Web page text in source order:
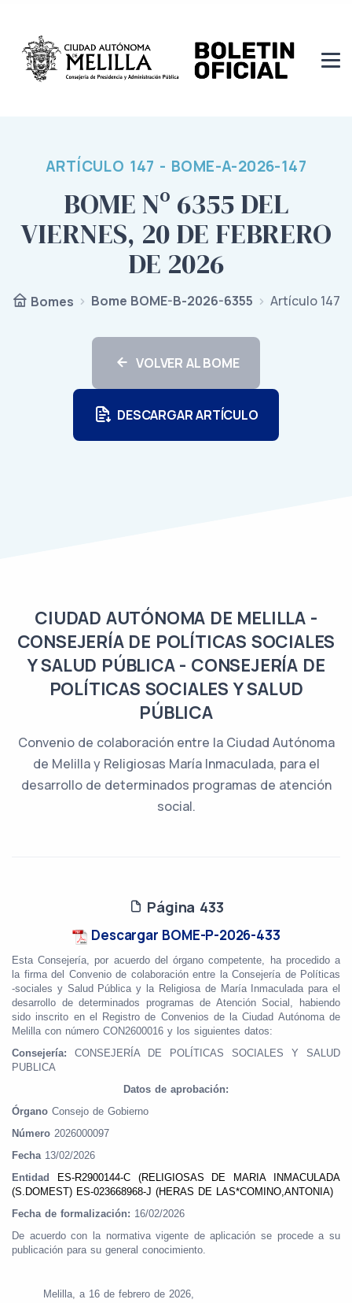
ARTÍCULO 147 - BOME-A-2026-147
BOME Nº 6355 DEL
VIERNES, 20 DE FEBRERO
DE 2026
Bomes Bome BOME-B-2026-6355 Artículo 147
VOLVER AL BOME
DESCARGAR ARTÍCULO
CIUDAD AUTÓNOMA DE MELILLA -
CONSEJERÍA DE POLÍTICAS SOCIALES
Y SALUD PÚBLICA - CONSEJERÍA DE
POLÍTICAS SOCIALES Y SALUD
PÚBLICA
Convenio de colaboración entre la Ciudad Autónoma
de Melilla y Religiosas María Inmaculada, para el
desarrollo de determinados programas de atención
social.
Página 433
Descargar BOME-P-2026-433
Esta Consejería, por acuerdo del órgano competente, ha procedido a
la firma del Convenio de colaboración entre la Consejería de Políticas
-sociales y Salud Pública y la Religiosa de María Inmaculada para el
desarrollo de determinados programas de Atención Social, habiendo
sido inscrito en el Registro de Convenios de la Ciudad Autónoma de
Melilla con número CON2600016 y los siguientes datos:
Consejería: CONSEJERÍA DE POLÍTICAS SOCIALES Y SALUD
PUBLICA
Datos de aprobación:
Órgano Consejo de Gobierno
Número 2026000097
Fecha 13/02/2026
Entidad
ES-R2900144-C (RELIGIOSAS DE MARIA INMACULADA
(S.DOMEST) ES-023668968-J (HERAS DE LAS*COMINO,ANTONIA)
Fecha de formalización: 16/02/2026
De acuerdo con la normativa vigente de aplicación se procede a su
publicación para su general conocimiento.
Melilla, a 16 de febrero de 2026,